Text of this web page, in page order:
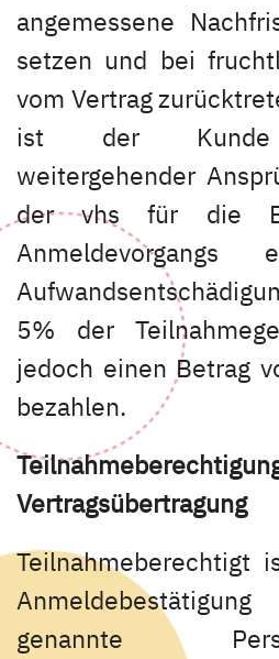
angemessene
setzen und bei
vom Vertrag
ist der Kunde
weitergehender
der vhs für die
Anmeldevorgangs
5% der
jedoch einen Betrag
bezahlen.
Vertragsübertragung
genannte